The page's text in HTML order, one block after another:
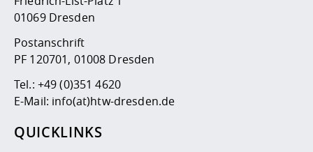
01069 Dresden
Postanschrift
PF 120701, 01008 Dresden
Tel.: +49 (0)351 4620
E-Mail: info(at)htw-dresden.de
QUICKLINKS